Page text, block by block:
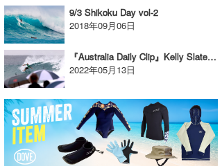
9/3 Shikoku Day vol-2
2018年09月06日
『Australia Daily Clip』Kelly Slater / 2022.5.8 @ SNAPPER ROCKS
2022年05月13日
waka☆=
YUKI☆
たっちー
ハンマー
まっきー
三輪予報士